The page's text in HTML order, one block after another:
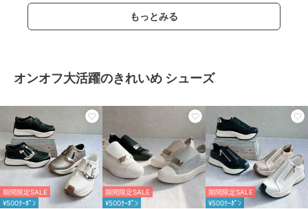
もっとみる
オンオフ大活躍のきれいめ シューズ
期間限定SALE
¥500ｸｰﾎﾟﾝ
期間限定SALE
¥500ｸｰﾎﾟﾝ
期間限定SALE
¥500ｸｰﾎﾟﾝ